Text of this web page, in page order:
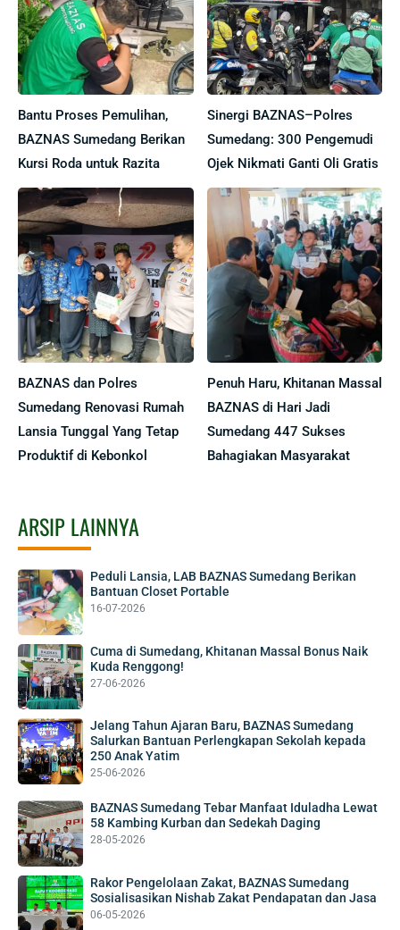
Bantu Proses Pemulihan,
BAZNAS Sumedang Berikan
Kursi Roda untuk Razita
Sinergi BAZNAS–Polres
Sumedang: 300 Pengemudi
Ojek Nikmati Ganti Oli Gratis
BAZNAS dan Polres
Sumedang Renovasi Rumah
Lansia Tunggal Yang Tetap
Produktif di Kebonkol
Penuh Haru, Khitanan Massal
BAZNAS di Hari Jadi
Sumedang 447 Sukses
Bahagiakan Masyarakat
ARSIP LAINNYA
Peduli Lansia, LAB BAZNAS Sumedang Berikan
Bantuan Closet Portable
16-07-2026
Cuma di Sumedang, Khitanan Massal Bonus Naik
Kuda Renggong!
27-06-2026
Jelang Tahun Ajaran Baru, BAZNAS Sumedang
Salurkan Bantuan Perlengkapan Sekolah kepada
250 Anak Yatim
25-06-2026
BAZNAS Sumedang Tebar Manfaat Iduladha Lewat
58 Kambing Kurban dan Sedekah Daging
28-05-2026
Rakor Pengelolaan Zakat, BAZNAS Sumedang
Sosialisasikan Nishab Zakat Pendapatan dan Jasa
06-05-2026